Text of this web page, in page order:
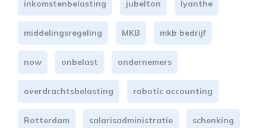
inkomstenbelasting jubelton lyanthe
middelingsregeling MKB mkb bedrijf
now onbelast ondernemers
overdrachtsbelasting robotic accounting
Rotterdam salarisadministratie schenking